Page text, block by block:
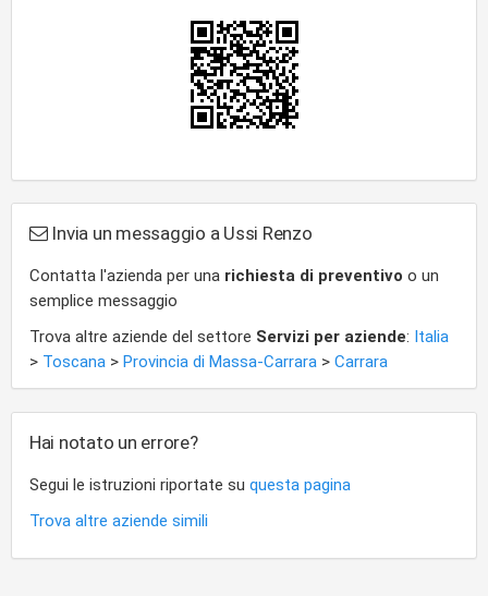
Invia un messaggio a Ussi Renzo
Contatta l'azienda per una richiesta di preventivo o un
semplice messaggio
Trova altre aziende del settore Servizi per aziende: Italia
> Toscana > Provincia di Massa-Carrara > Carrara
Hai notato un errore?
Segui le istruzioni riportate su questa pagina
Trova altre aziende simili